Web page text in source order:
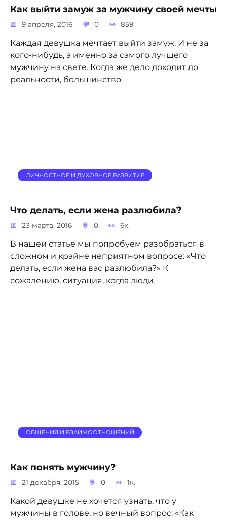
Как выйти замуж за мужчину своей мечты
9 апреля, 2016 0 859
Каждая девушка мечтает выйти замуж. И не за
кого-нибудь, а именно за самого лучшего
мужчину на свете. Когда же дело доходит до
реальности, большинство
ЛИЧНОСТНОЕ И ДУХОВНОЕ РАЗВИТИЕ
Что делать, если жена разлюбила?
23 марта, 2016 0 6к.
В нашей статье мы попробуем разобраться в
сложном и крайне неприятном вопросе: «Что
делать, если жена вас разлюбила?» К
сожалению, ситуация, когда люди
ОБЩЕНИЯ И ВЗАИМООТНОШЕНИЙ
Как понять мужчину?
21 декабря, 2015 0 1к.
Какой девушке не хочется узнать, что у
мужчины в голове, но вечный вопрос: «Как